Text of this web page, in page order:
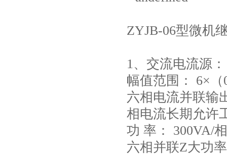
ZYJB-06型微机
1、交流电流源：
幅值范围： 6×
六相电流并联输
相电流长期允许
功 率： 300VA/相
六相并联Z大功